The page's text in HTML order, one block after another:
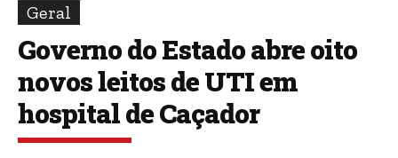
Geral
Governo do Estado abre oito
novos leitos de UTI em
hospital de Caçador